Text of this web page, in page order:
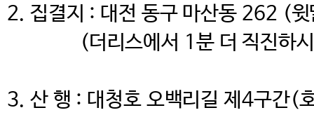
2. 집결지 : 대전 동구 마산동 262 (
(더리스에서 1분 더 직진하시
3. 산 행 : 대청호 오백리길 제4구간(